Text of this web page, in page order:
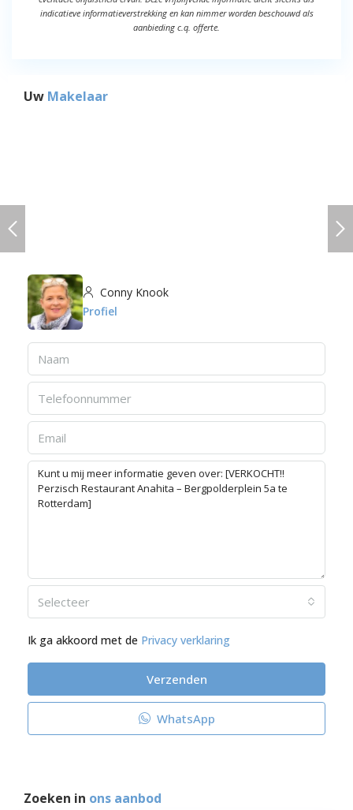
indicatieve informatieverstrekking en kan nimmer worden beschouwd als
aanbieding c.q. offerte.
Uw Makelaar
Conny Knook
Profiel
Selecteer
Ik ga akkoord met de Privacy verklaring
Verzenden
WhatsApp
Zoeken in ons aanbod